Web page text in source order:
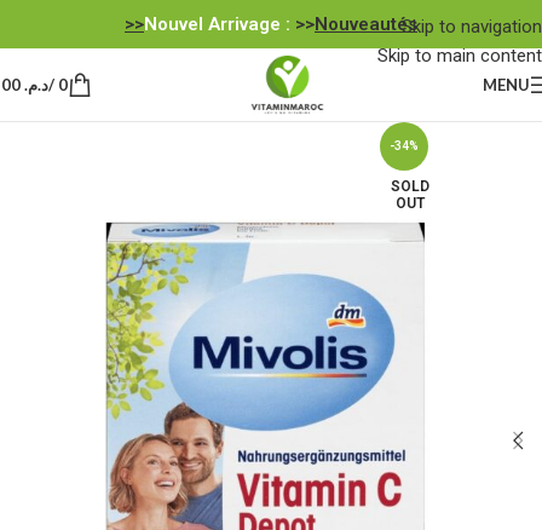
Skip to navigation
Skip to main content
Nouvel Arrivage : >>Nouveautés<<
MENU
0
/د.م.
-34%
SOLD
OUT